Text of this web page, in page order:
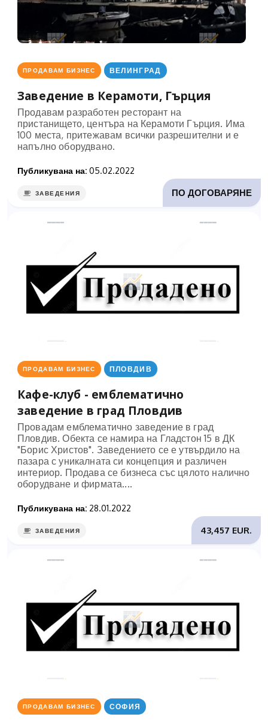
ПРОДАВАМ БИЗНЕС ВЕЛИНГРАД
Заведение в Керамоти, Гърция
Продавам разработен ресторант на
пристанището, центъра на Керамоти Гърция. Има
100 места, притежавам всички разрешителни и е
напълно оборудвано.
Публикувана на: 05.02.2022
ПО ДОГОВАРЯНЕ
ЗАВЕДЕНИЯ
ПРОДАВАМ БИЗНЕС ПЛОВДИВ
Кафе-клуб - емблематично
заведение в град Пловдив
Провадам емблематично заведение в град
Пловдив. Обекта се намира на Гладстон 15 в ДК
"Борис Христов". Заведението се е утвърдило на
пазара с уникалната си концепция и различен
интериор. Продава се бизнеса със цялото налично
оборудване и фирмата....
Публикувана на: 28.01.2022
43,457 EUR.
ЗАВЕДЕНИЯ
ПРОДАВАМ БИЗНЕС СОФИЯ